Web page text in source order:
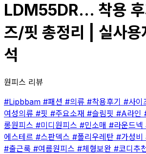
LDM55DR... 착용 후
즈/핏 총정리 | 실사용
석
원피스 리뷰
#Lipbbam #패션 #의류 #착용후기 #사이
여성의류 #핏 #주요소재 #슬림핏 #A라인
롱원피스 #미디원피스 #민소매 #라운드넥
에스테르 #스판덱스 #폴리우레탄 #가성비
#출근룩 #여름원피스 #체형보완 #코디추